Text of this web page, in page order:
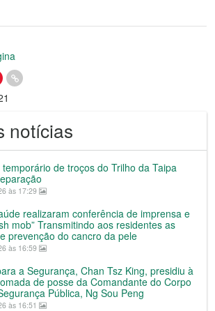
notícias
de troços do Trilho da Taipa
às 17:29
realizaram conferência de imprensa e
mob” Transmitindo aos residentes as
prevenção do cancro da pele
às 16:59
a Segurança, Chan Tsz King, presidiu à
de posse da Comandante do Corpo
Pública, Ng Sou Peng
às 16:51